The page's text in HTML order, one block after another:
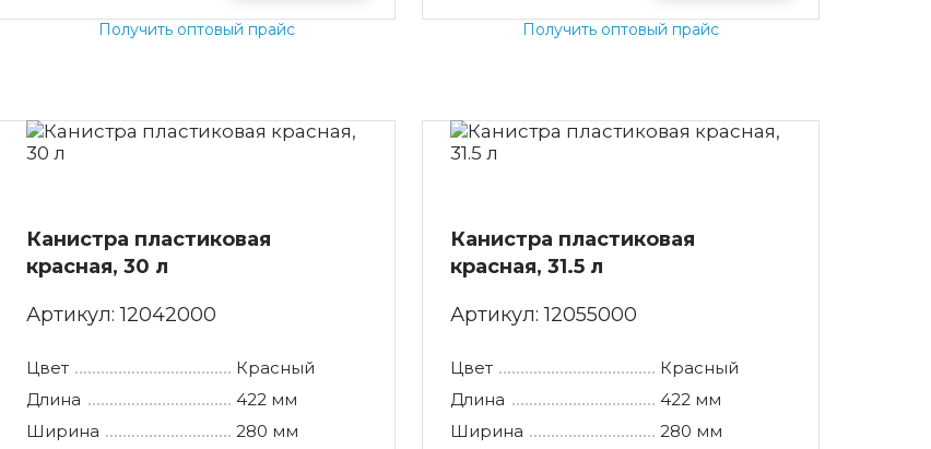
баки 750 литров
баки 800 литров
контейнер 1100 литров
поддоны
бортовые
новые
Получить оптовый прайс Получить оптовый прайс
Канистра пластиковая
красная, 30 л
Артикул:12042000
Цвет
Красный
Длина
422 мм
Ширина
280 мм
Канистра пластиковая
красная, 31.5 л
Артикул:12055000
Цвет
Красный
Длина
422 мм
Ширина
280 мм